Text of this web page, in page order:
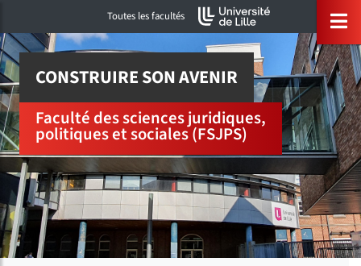
Accéder au menu principal
Accéder à la recherche
Accéder au pied de pageToutes les facultés
CONSTRUIRE SON AVENIR
Faculté des sciences juridiques,
politiques et sociales (FSJPS)